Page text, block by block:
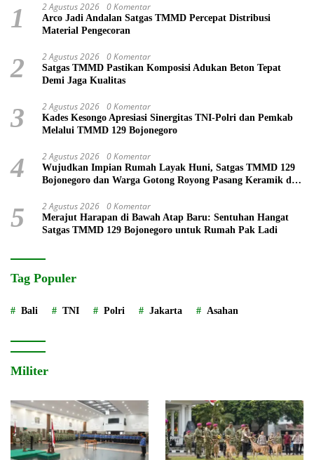
1 2 Agustus 2026 0 Komentar
Arco Jadi Andalan Satgas TMMD Percepat Distribusi
Material Pengecoran
2 2 Agustus 2026 0 Komentar
Satgas TMMD Pastikan Komposisi Adukan Beton Tepat
Demi Jaga Kualitas
3 2 Agustus 2026 0 Komentar
Kades Kesongo Apresiasi Sinergitas TNI-Polri dan Pemkab
Melalui TMMD 129 Bojonegoro
4 2 Agustus 2026 0 Komentar
Wujudkan Impian Rumah Layak Huni, Satgas TMMD 129
Bojonegoro dan Warga Gotong Royong Pasang Keramik di
5 2 Agustus 2026 0 Komentar
Merajut Harapan di Bawah Atap Baru: Sentuhan Hangat
Satgas TMMD 129 Bojonegoro untuk Rumah Pak Ladi
Tag Populer
Bali TNI Polri Jakarta Asahan
Militer